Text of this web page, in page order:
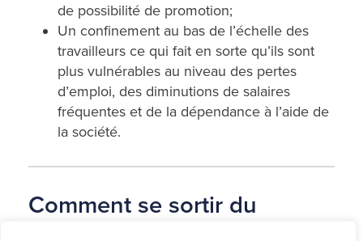
de possibilité de promotion;
Un confinement au bas de l’échelle des
travailleurs ce qui fait en sorte qu’ils sont
plus vulnérables au niveau des pertes
d’emploi, des diminutions de salaires
fréquentes et de la dépendance à l’aide de
la société.
Comment se sortir du
surendettement?